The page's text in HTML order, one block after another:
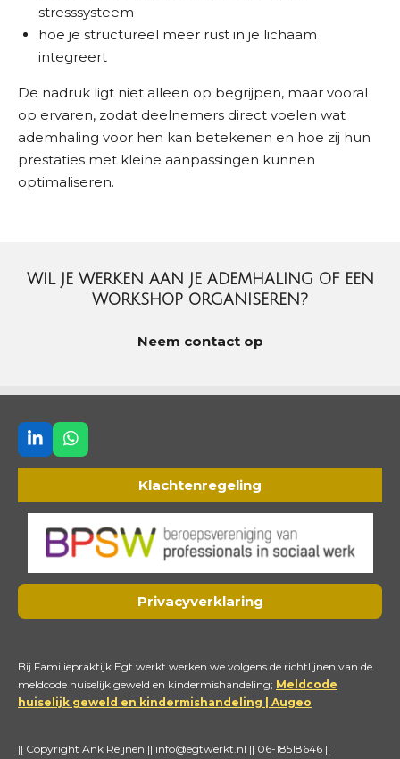
stresssysteem
hoe je structureel meer rust in je lichaam
integreert
De nadruk ligt niet alleen op begrijpen, maar vooral
op ervaren, zodat deelnemers direct voelen wat
ademhaling voor hen kan betekenen en hoe zij hun
prestaties met kleine aanpassingen kunnen
optimaliseren.
WIL JE WERKEN AAN JE ADEMHALING OF EEN
WORKSHOP ORGANISEREN?
Neem contact op
L
i
e
W
h
s
A
p
p
Klachtenregeling
Privacyverklaring
Bij Familiepraktijk Egt werkt werken we volgens de richtlijnen van de
meldcode huiselijk geweld en kindermishandeling; Meldcode
huiselijk geweld en kindermishandeling | Augeo
|| Copyright Ank Reijnen || info@egtwerkt.nl || 06-18518646 ||